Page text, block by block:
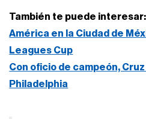
También te puede interesar:
América en la Ciudad de
Leagues Cup
Con oficio de campeón,
Philadelphia